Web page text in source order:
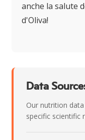
anche la salute
d'Oliva!
Data
Our nutrition
specific scientific